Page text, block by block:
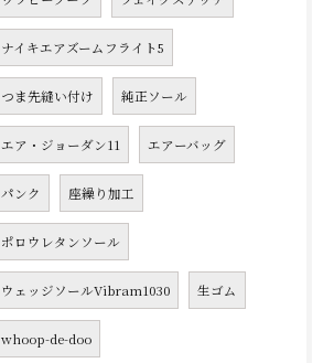
ナイキエアズームフライト5
つま先縫い付け 純正ソール
エア・ジョーダン11 エアーバッグ
パンク 座繰り加工
ポロウレタンソール
ウェッジソールVibram1030 生ゴム
whoop-de-doo